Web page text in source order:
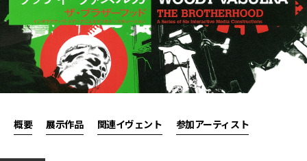
概要 展示作品 関連イヴェント 参加アーティスト